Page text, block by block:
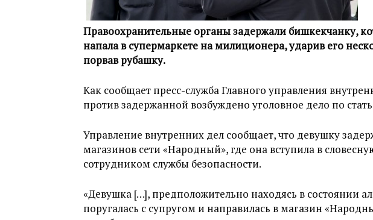
Правоохранительные органы задержали бишкекчанку,
напала в супермаркете на милиционера, ударив его
порвав рубашку.
Как сообщает пресс-служба Главного управления
против задержанной возбуждено уголовное дело по
Управление внутренних дел сообщает, что девушку
магазинов сети «Народный», где она вступила в
сотрудником службы безопасности.
«Девушка […], предположительно находясь в состоянии
поругалась с супругом и направилась в магазин